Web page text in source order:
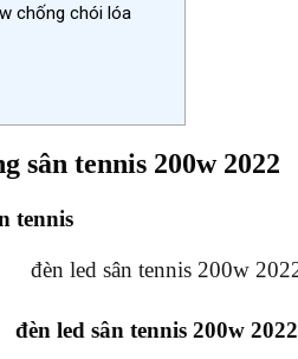
chống chói lóa
sân tennis 200w 2022
tennis
đèn led sân tennis 200w 2022